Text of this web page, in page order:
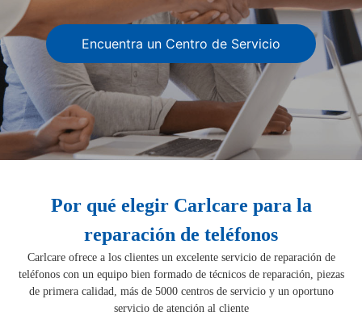
Encuentra un Centro de Servicio
Por qué elegir Carlcare para la
reparación de teléfonos
Carlcare ofrece a los clientes un excelente servicio de reparación de
teléfonos con un equipo bien formado de técnicos de reparación, piezas
de primera calidad, más de 5000 centros de servicio y un oportuno
servicio de atención al cliente